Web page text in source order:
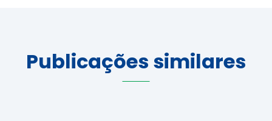
Publicações similares